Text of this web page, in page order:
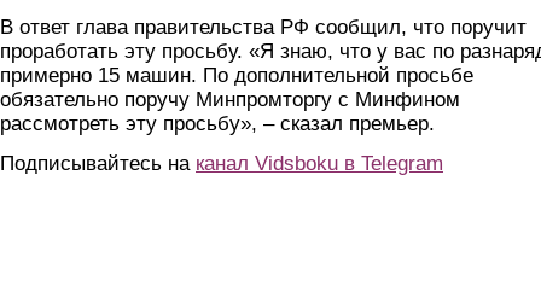
В ответ глава правительства РФ сообщил, что поручит
проработать эту просьбу. «Я знаю, что у вас по
примерно 15 машин. По дополнительной просьбе
обязательно поручу Минпромторгу с Минфином
рассмотреть эту просьбу», – сказал премьер.
Подписывайтесь на канал Vidsboku в Telegram